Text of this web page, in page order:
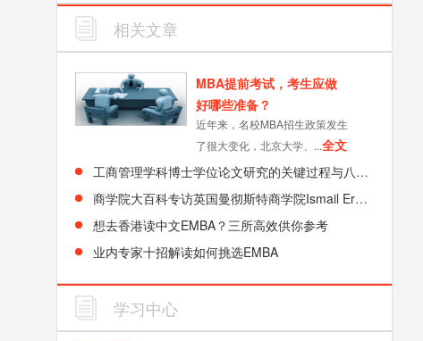
相关文章
MBA提前考试，考生应做
好哪些准备？
近年来，名校MBA招生政策发生
了很大变化，北京大学、...全文
工商管理学科博士学位论文研究的关键过程与八大要点
商学院大百科专访英国曼彻斯特商学院Ismail Ertürk教授谈曼大商学院（MBS）全球EMBA（Global EMBA）课程亮点
想去香港读中文EMBA？三所高效供你参考
业内专家十招解读如何挑选EMBA
学习中心